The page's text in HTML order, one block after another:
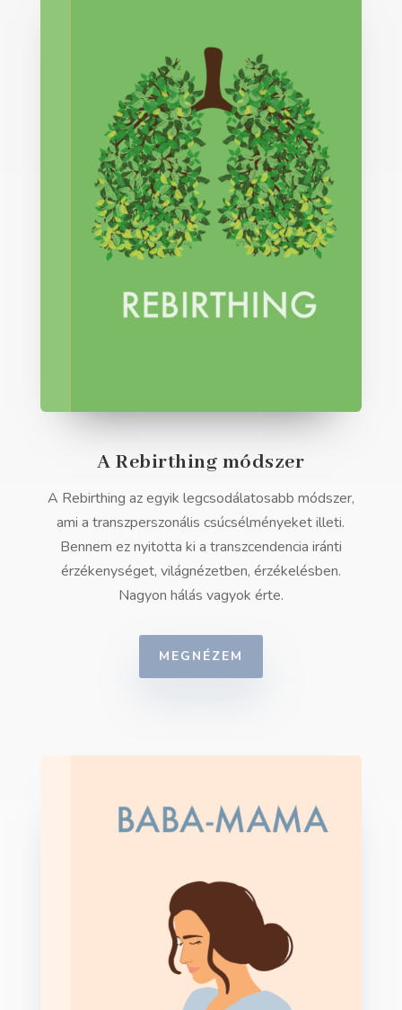
A Rebirthing módszer
A Rebirthing az egyik legcsodálatosabb módszer,
ami a transzperszonális csúcsélményeket illeti.
Bennem ez nyitotta ki a transzcendencia iránti
érzékenységet, világnézetben, érzékelésben.
Nagyon hálás vagyok érte.
MEGNÉZEM